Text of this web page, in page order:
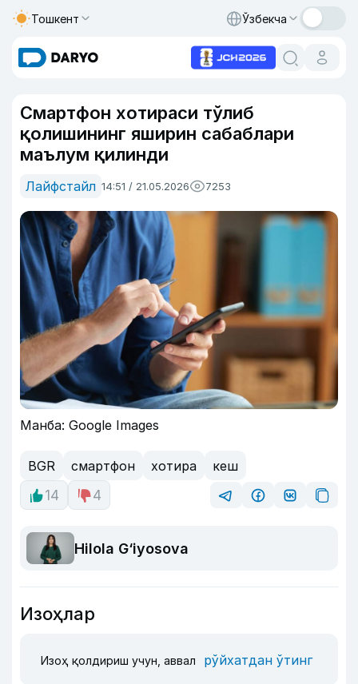
Тошкент Ўзбекча
Смартфон хотираси тўлиб
қолишининг яширин сабаблари
маълум қилинди
Лайфстайл 14:51 / 21.05.2026 7253
Манба: Google Images
BGR смартфон хотира
кеш
14
4
Hilola G‘iyosova
Изоҳлар
Изоҳ қолдириш учун, аввал рўйхатдан ўтинг